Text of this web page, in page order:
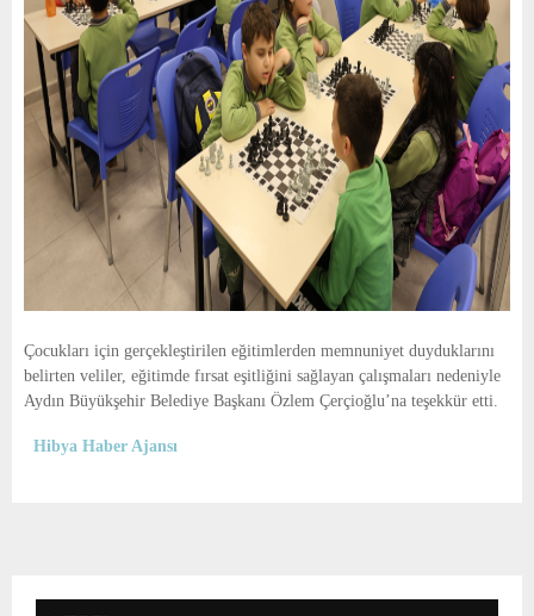
Çocukları için gerçekleştirilen eğitimlerden memnuniyet duyduklarını
belirten veliler, eğitimde fırsat eşitliğini sağlayan çalışmaları nedeniyle
Aydın Büyükşehir Belediye Başkanı Özlem Çerçioğlu’na teşekkür etti.
Hibya Haber Ajansı